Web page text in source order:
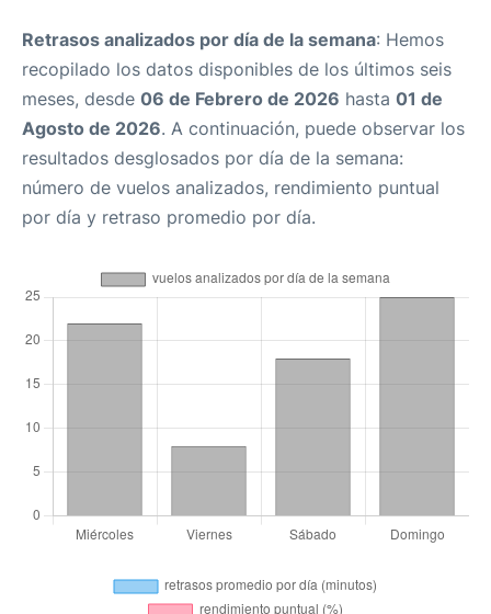
Retrasos analizados por día de la semana: Hemos
recopilado los datos disponibles de los últimos seis
meses, desde 06 de Febrero de 2026 hasta 01 de
Agosto de 2026. A continuación, puede observar los
resultados desglosados por día de la semana:
número de vuelos analizados, rendimiento puntual
por día y retraso promedio por día.